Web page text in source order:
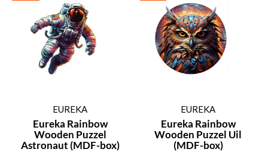
EUREKA
Eureka Rainbow
Wooden Puzzel
Astronaut (MDF-box)
EUREKA
Eureka Rainbow
Wooden Puzzel Uil
(MDF-box)